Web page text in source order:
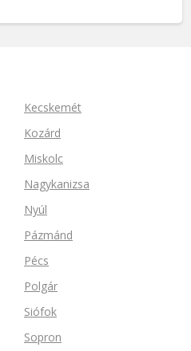
Kecskemét
Kozárd
Miskolc
Nagykanizsa
Nyúl
Pázmánd
Pécs
Polgár
Siófok
Sopron